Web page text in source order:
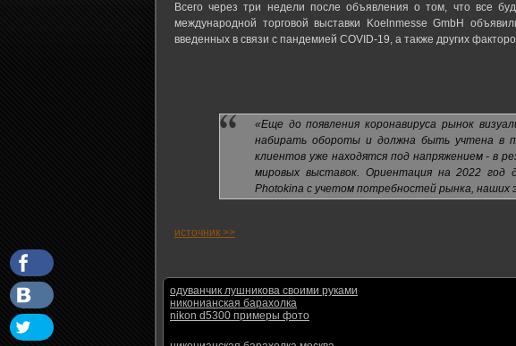
Всего через три недели после объявления о том, что все
международной торговой выставки Koelnmesse GmbH
введенных в связи с пандемией COVID-19, а также других
«Еще до появления коронавируса рынок
набирать обороты и должна быть учтена в
клиентов уже находятся под напряжением - в
мировых выставок. Ориентация на 2022 год
Photokina с учетом потребностей рынка, наших
источник >>
одуванчик лушникова своими руками
никонианская барахолка
nikon d5300 примеры фото